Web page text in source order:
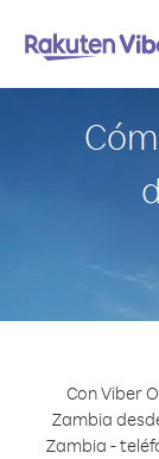
Con Viber
Zambia
Zambia -